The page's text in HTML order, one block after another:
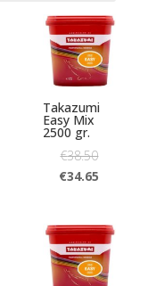
Takazumi
Easy Mix
2500 gr.
€38.50
€34.65